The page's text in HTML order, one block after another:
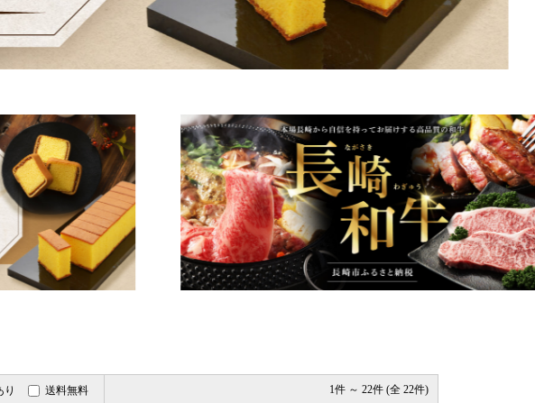
り 送料無料 1件 ～ 22件 (全 22件)